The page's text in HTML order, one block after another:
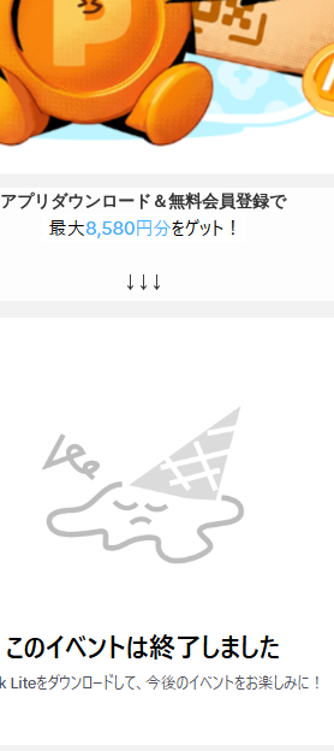
アプリダウンロード＆無料会員登録で
↓↓↓